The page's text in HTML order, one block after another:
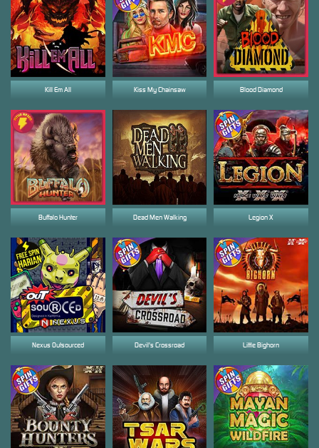
Kill Em All Blood Diamond
Dead Men Walking
Nexus Outsourced
Kiss My Chainsaw
Little Bighorn
Devil's Crossroad
Legion X
Buffalo Hunter